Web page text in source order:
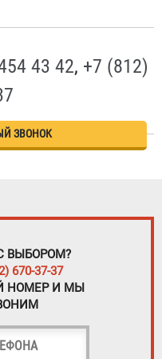
43 42, +7 (812)
ЗВОНОК
ВЫБОРОМ?
670-37-37
НОМЕР И МЫ